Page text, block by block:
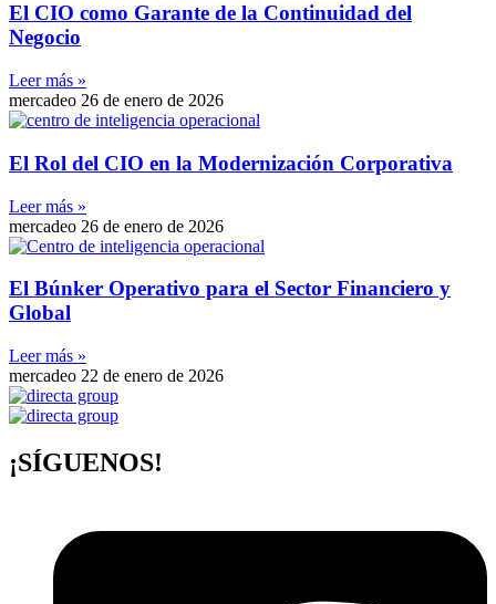
El CIO como Garante de la Continuidad del
Negocio
Leer más »
mercadeo 26 de enero de 2026
El Rol del CIO en la Modernización Corporativa
Leer más »
mercadeo 26 de enero de 2026
El Búnker Operativo para el Sector Financiero y
Global
Leer más »
mercadeo 22 de enero de 2026
¡SÍGUENOS!